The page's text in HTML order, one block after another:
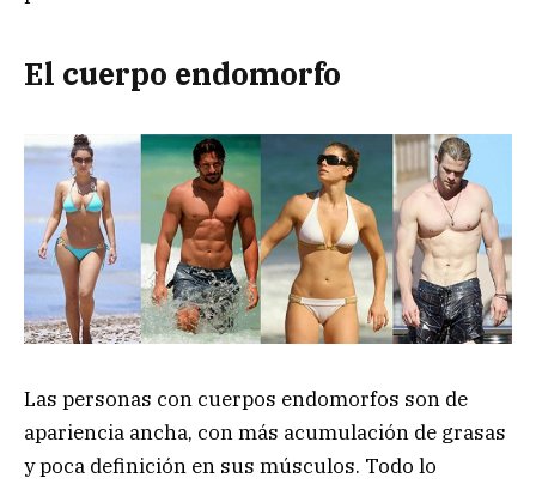
El cuerpo endomorfo
Las personas con cuerpos endomorfos son de
apariencia ancha, con más acumulación de grasas
y poca definición en sus músculos. Todo lo